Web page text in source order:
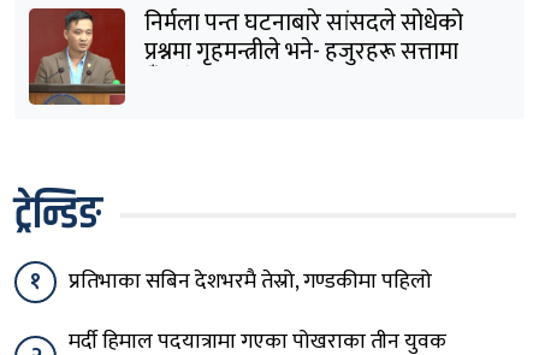
निर्मला पन्त घटनाबारे सांसदले सोधेको
प्रश्नमा गृहमन्त्रीले भने- हजुरहरू सत्तामा
हुँदाखेरि किन नगर्नुभएको यो ?
ट्रेन्डिङ
१ प्रतिभाका सबिन देशभरमै तेस्रो, गण्डकीमा पहिलो
मर्दी हिमाल पदयात्रामा गएका पोखराका तीन युवक